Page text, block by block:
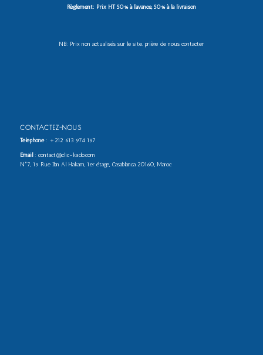
Règlement: Prix HT 50% à l’avance, 50% à la livraison
NB: Prix non actualisés sur le site. prière de nous contacter
CONTACTEZ-NOUS
Téléphone: +212 613 974 197
Email: contact@clic-kado.com
N°7, 19 Rue Ibn Al Hakam, 1er étage, Casablanca 20160, Maroc